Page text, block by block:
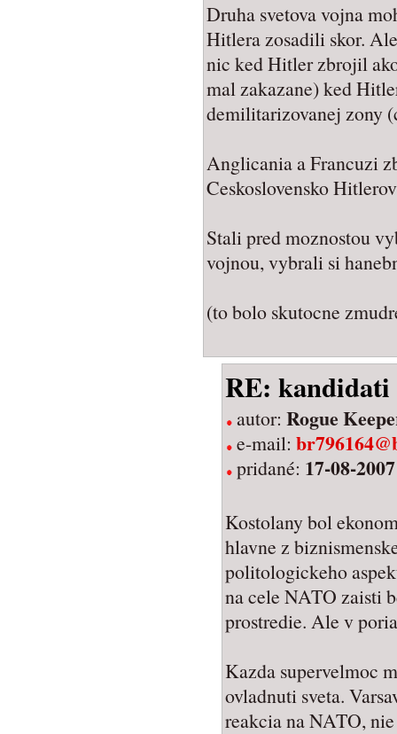
Druha svetova vojna
Hitlera zosadili skor.
nic ked Hitler zbrojil
mal zakazane) ked
demilitarizovanej zony
Anglicania a Francuzi
Ceskoslovensko
Stali pred moznostou
vojnou, vybrali si
(to bolo skutocne
RE: kandidati
autor: Rogue
e-mail:
pridané: 17-08-
Kostolany bol
hlavne z
politologickeho
na cele NATO zaisti
prostredie. Ale v
Kazda supervelmoc
ovladnuti sveta.
reakcia na NATO,